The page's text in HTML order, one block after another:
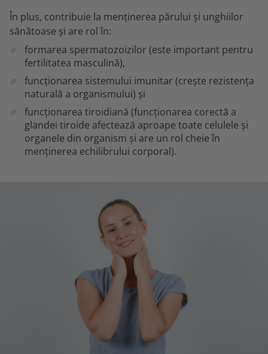
În plus, contribuie la menținerea părului și unghiilor
sănătoase și are rol în:
formarea spermatozoizilor (este important pentru
fertilitatea masculină),
funcționarea sistemului imunitar (crește rezistența
naturală a organismului) și
funcționarea tiroidiană (funcționarea corectă a
glandei tiroide afectează aproape toate celulele și
organele din organism și are un rol cheie în
menținerea echilibrului corporal).